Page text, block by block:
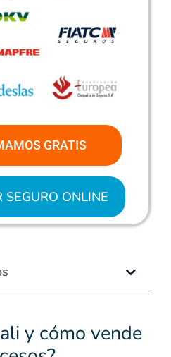
y cómo vende
GRATIS
SEGURO ONLINE